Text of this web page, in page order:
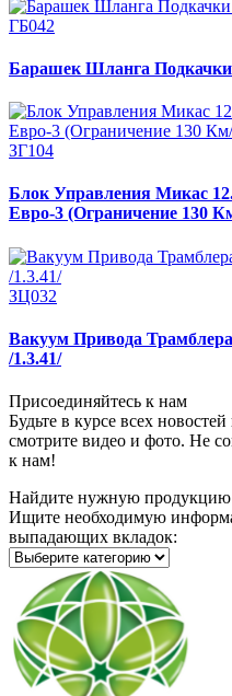
ГБ042
Барашек Шланга
ЗГ104
Блок Управления Микас
Евро-3 (Ограничение 130
ЗЦ032
Вакуум Привода
/1.3.41/
Присоединяйтесь к нам
Будьте в курсе всех
смотрите видео и фото. Не
к нам!
Найдите нужную продукцию
Ищите необходимую
выпадающих вкладок: